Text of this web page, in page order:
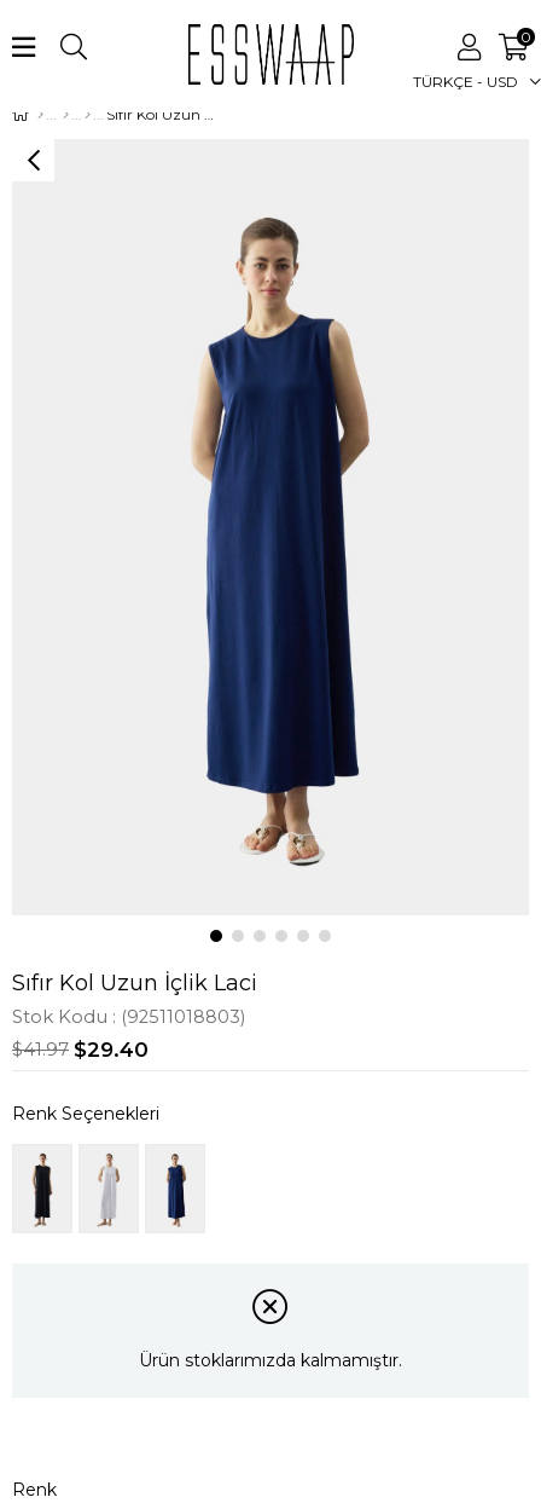
TÜRKÇE - USD
0
Sıfır Kol Uzun İçlik Laci
Sıfır Kol Uzun İçlik Laci
Stok Kodu (92511018803)
$41.97 $29.40
Ürün stoklarımızda kalmamıştır.
Renk